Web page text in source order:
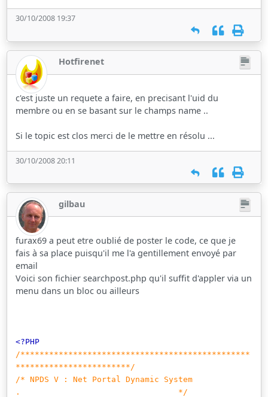
30/10/2008 19:37
Hotfirenet
c'est juste un requete a faire, en precisant l'uid du
membre ou en se basant sur le champs name ..
Si le topic est clos merci de le mettre en résolu ...
30/10/2008 20:11
gilbau
furax69 a peut etre oublié de poster le code, ce que je
fais à sa place puisqu'il me l'a gentillement envoyé par
email
Voici son fichier searchpost.php qu'il suffit d'appler via un
menu dans un bloc ou ailleurs
<?PHP
/************************************************
************************/
/* NPDS V : Net Portal Dynamic System
. */